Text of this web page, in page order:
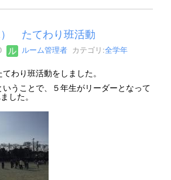
） たてわり班活動
ルーム管理者 カテゴリ:全学年
わり班活動をしました。
うことで、５年生がリーダーとなって
した。